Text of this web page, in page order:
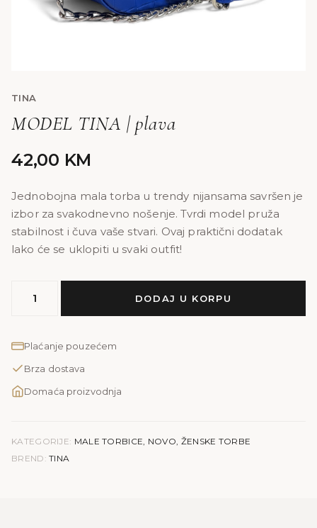
TINA
MODEL TINA | plava
42,00 KM
Jednobojna mala torba u trendy nijansama savršen je
izbor za svakodnevno nošenje. Tvrdi model pruža
stabilnost i čuva vaše stvari. Ovaj praktični dodatak
lako će se uklopiti u svaki outfit!
TINA
plava
DODAJ U KORPU
Plaćanje pouzećem
Brza dostava
Domaća proizvodnja
KATEGORIJE: MALE TORBICE, NOVO, ŽENSKE TORBE
BREND: TINA